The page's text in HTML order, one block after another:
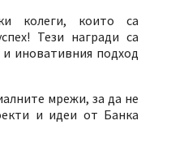
колеги, които са
Тези награди са
и иновативния подход
мрежи, за да не
и идеи от Банка